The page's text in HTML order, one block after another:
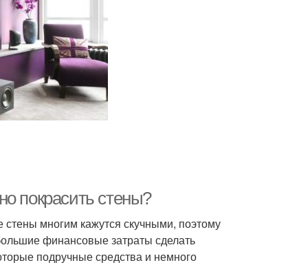
покрасить стены?
многим кажутся скучными, поэтому
финансовые затраты сделать
подручные средства и немного